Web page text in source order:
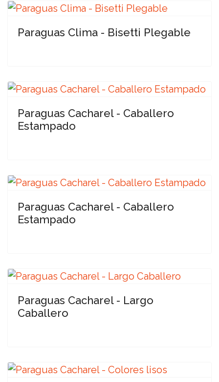
Paraguas Clima - Bisetti Plegable
Paraguas Cacharel - Caballero
Estampado
Paraguas Cacharel - Caballero
Estampado
Paraguas Cacharel - Largo
Caballero